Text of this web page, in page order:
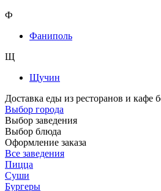
Ф
Фаниполь
Щ
Щучин
Доставка еды из ресторанов и кафе
Выбор города
Выбор заведения
Выбор блюда
Оформление заказа
Все заведения
Пицца
Суши
Бургеры